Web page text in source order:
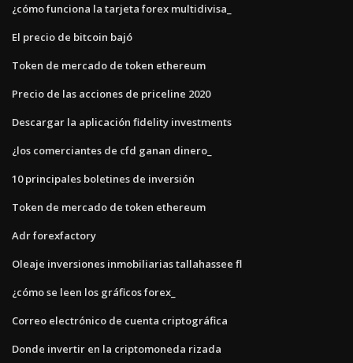
¿cómo funciona la tarjeta forex multidivisa_
El precio de bitcoin bajó
Token de mercado de token ethereum
Precio de las acciones de priceline 2020
Descargar la aplicación fidelity investments
¿los comerciantes de cfd ganan dinero_
10 principales boletines de inversión
Token de mercado de token ethereum
Adr forexfactory
Oleaje inversiones inmobiliarias tallahassee fl
¿cómo se leen los gráficos forex_
Correo electrónico de cuenta criptográfica
Donde invertir en la criptomoneda rizada